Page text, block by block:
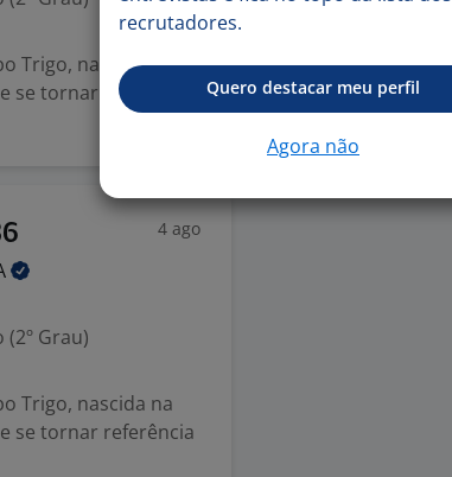
Trigo, nascida na
se tornar referência
4 ago
Grau)
Trigo, nascida na
se tornar referência
recrutadores.
Quero destacar meu perfil
Agora não